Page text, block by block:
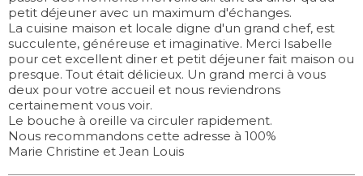
petit déjeuner avec un maximum d'échanges.
La cuisine maison et locale digne d'un grand chef, est
succulente, généreuse et imaginative. Merci Isabelle
pour cet excellent diner et petit déjeuner fait maison ou
presque. Tout était délicieux. Un grand merci à vous
deux pour votre accueil et nous reviendrons
certainement vous voir.
Le bouche à oreille va circuler rapidement.
Nous recommandons cette adresse à 100%
Marie Christine et Jean Louis